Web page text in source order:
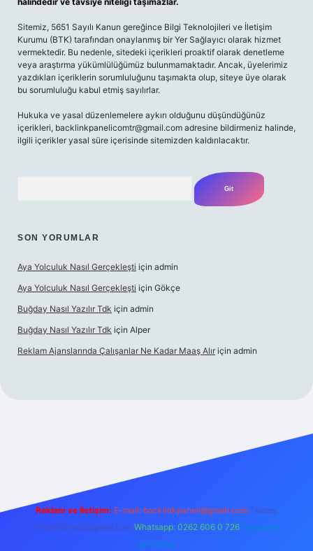
Sitemiz, 5651 Sayılı Kanun gereğince Bilgi Teknolojileri ve İletişim
Kurumu (BTK) tarafından onaylanmış bir Yer Sağlayıcı olarak hizmet
vermektedir. Bu nedenle, sitedeki içerikleri proaktif olarak denetleme
veya araştırma yükümlülüğümüz bulunmamaktadır. Ancak, üyelerimiz
yazdıkları içeriklerin sorumluluğunu taşımakta olup, siteye üye olarak
bu sorumluluğu kabul etmiş sayılırlar.
Hukuka ve yasal düzenlemelere aykırı olduğunu düşündüğünüz
içerikleri, backlinkpanelicomtr@gmail.com adresine bildirmeniz halinde,
ilgili içerikler yasal süre içerisinde sitemizden kaldırılacaktır.
SON YORUMLAR
Aya Yolculuk Nasıl Gerçekleşti için admin
Aya Yolculuk Nasıl Gerçekleşti için Gökçe
Buğday Nasıl Yazılır Tdk için admin
Buğday Nasıl Yazılır Tdk için Alper
Reklam Ajanslarında Çalışanlar Ne Kadar Maaş Alır için admin
Reklam ve İletişim: E-mail: backlinkpaneli@gmail.com Teams:
forumhizmeti@gmail.com Whatsapp: 0262 606 0 726 Telegram:
@karabul